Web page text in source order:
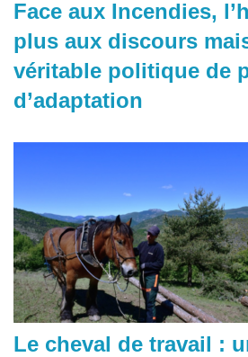
Face aux Incendies,
plus aux discours
véritable politique de
d’adaptation
Le cheval de travail :